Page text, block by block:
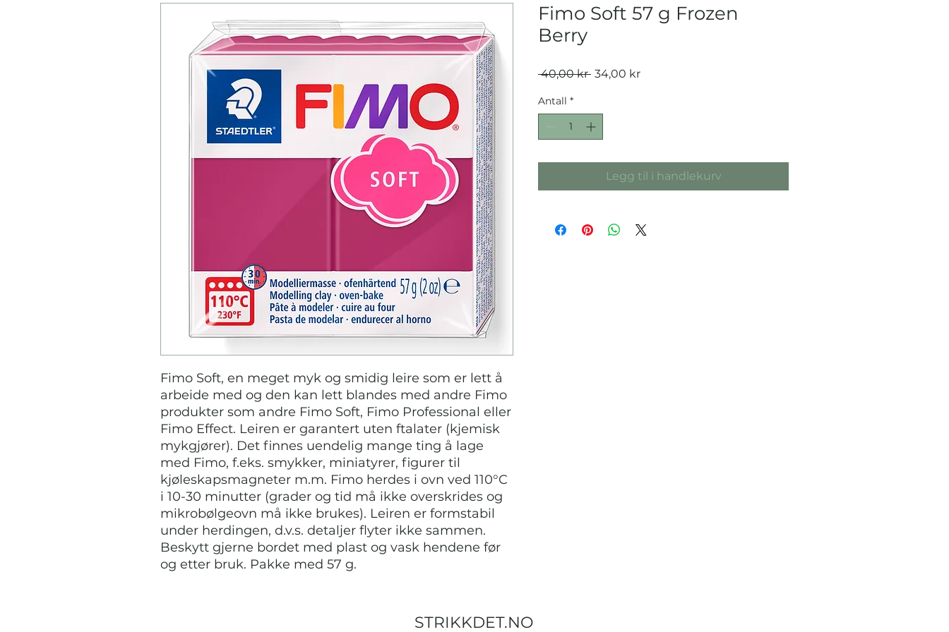
Fimo Soft, en meget myk og smidig leire som er lett å
arbeide med og den kan lett blandes med andre Fimo
produkter som andre Fimo Soft, Fimo Professional eller
Fimo Effect. Leiren er garantert uten ftalater (kjemisk
mykgjører). Det finnes uendelig mange ting å lage
med Fimo, f.eks. smykker, miniatyrer, figurer til
kjøleskapsmagneter m.m. Fimo herdes i ovn ved 110°C
i 10-30 minutter (grader og tid må ikke overskrides og
mikrobølgeovn må ikke brukes). Leiren er formstabil
under herdingen, d.v.s. detaljer flyter ikke sammen.
Beskytt gjerne bordet med plast og vask hendene før
og etter bruk. Pakke med 57 g.
Fimo Soft 57 g Frozen
Berry
40,00 kr Vanlig
34,00 krSalgspris
Antall *
Legg til i handlekurv
STRIKKDET.NO